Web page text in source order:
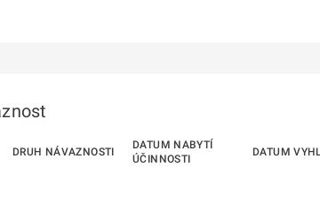
DRUH NÁVAZNOSTI
DATUM NABYTÍ
ÚČINNOSTI
DATUM